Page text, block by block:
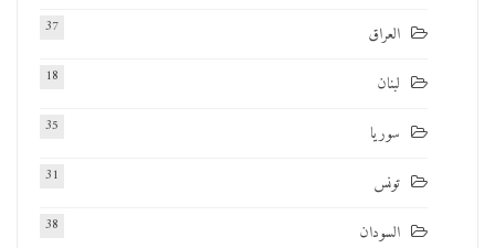
العراق 37
لبنان 18
سوريا 35
تونس 31
السودان 38